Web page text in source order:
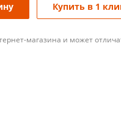
Купить в 1
магазина и может